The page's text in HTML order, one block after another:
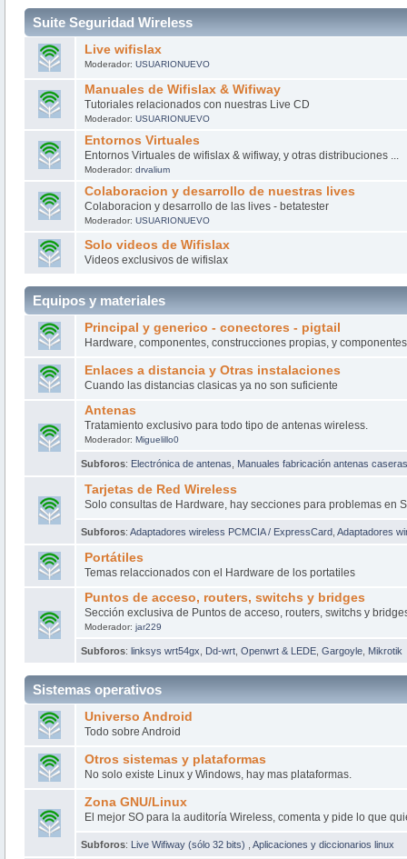
Suite Seguridad Wireless
Live wifislax
Moderador: USUARIONUEVO
Manuales de Wifislax & Wifiway
Tutoriales relacionados con nuestras Live CD
Moderador: USUARIONUEVO
Entornos Virtuales
Entornos Virtuales de wifislax & wifiway, y otras distribuciones ...
Moderador: drvalium
Colaboracion y desarrollo de nuestras lives
Colaboracion y desarrollo de las lives - betatester
Moderador: USUARIONUEVO
Solo videos de Wifislax
Videos exclusivos de wifislax
Equipos y materiales
Principal y generico - conectores - pigtail
Hardware, componentes, construcciones propias, y
Enlaces a distancia y Otras instalaciones
Cuando las distancias clasicas ya no son suficiente
Antenas
Tratamiento exclusivo para todo tipo de antenas wireless.
Moderador: Miguelillo0
Subforos: Electrónica de antenas Manuales fabricación antenas caseras
Tarjetas de Red Wireless
Solo consultas de Hardware, hay secciones para problemas en
Subforos: Adaptadores wireless PCMCIA / ExpressCard, Adaptadores
Portátiles
Temas relaccionados con el Hardware de los portatiles
Puntos de acceso, routers, switchs y bridges
Sección exclusiva de Puntos de acceso, routers, switchs y
Moderador: jar229
Subforos: linksys wrt54gx Dd-wrt, Openwrt & LEDE, Gargoyle, Mikrotik
Sistemas operativos
Universo Android
Todo sobre Android
Otros sistemas y plataformas
No solo existe Linux y Windows, hay mas plataformas.
Zona GNU/Linux
El mejor SO para la auditoría Wireless, comenta y pide lo que
Subforos: Live Wifiway (sólo 32 bits) Aplicaciones y diccionarios linux